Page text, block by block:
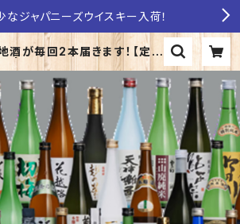
なジャパニーズウイスキー入荷！
酒が毎回2本届きます！【定期
】 | 至福の酒 稲田酒店